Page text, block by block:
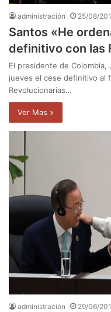
administración 25/08/
Santos «He
definitivo con las
El presidente de
jueves el cese definitivo al
Revolucionarias…
Ver Mas »
administración 29/06/